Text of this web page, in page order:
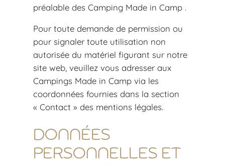
préalable des Camping Made in Camp .
Pour toute demande de permission ou
pour signaler toute utilisation non
autorisée du matériel figurant sur notre
site web, veuillez vous adresser aux
Campings Made in Camp via les
coordonnées fournies dans la section
« Contact » des mentions légales.
DONNÉES
PERSONNELLES ET